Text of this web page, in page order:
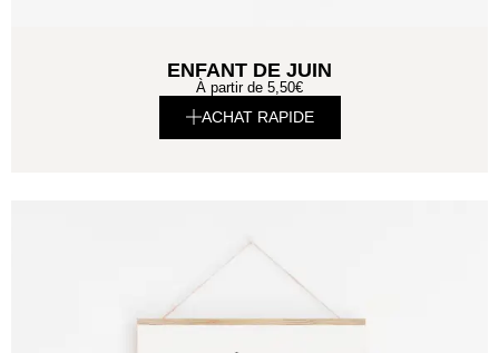
ENFANT DE JUIN
À partir de 5,50€
ACHAT RAPIDE